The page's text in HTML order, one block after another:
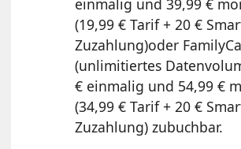
einmalig und 39,99 €
(19,99 € Tarif + 20 €
Zuzahlung)oder
(unlimitiertes
€ einmalig und 54,99 €
(34,99 € Tarif + 20 €
Zuzahlung) zubuchbar.